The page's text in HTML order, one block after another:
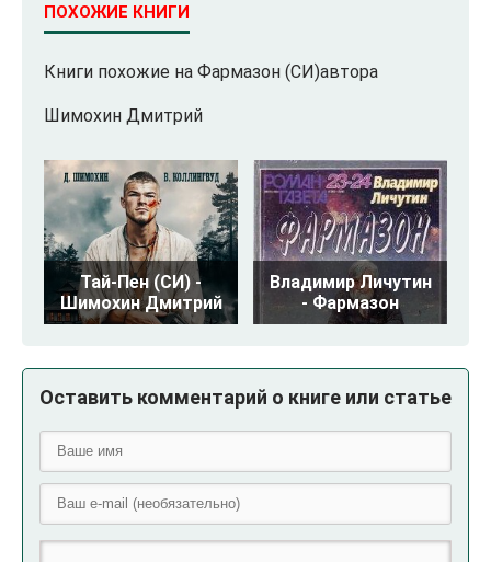
ПОХОЖИЕ КНИГИ
Книги похожие на Фармазон (СИ)автора
Шимохин Дмитрий
Тай-Пен (СИ) -
Шимохин Дмитрий
Владимир Личутин
- Фармазон
Оставить комментарий о книге или статье